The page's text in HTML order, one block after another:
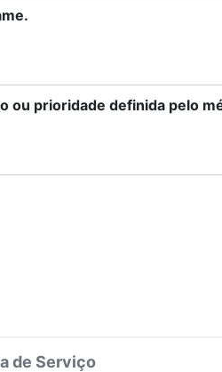
ou prioridade definida pelo
de Serviço